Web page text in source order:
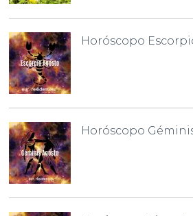
Horóscopo
Horóscopo